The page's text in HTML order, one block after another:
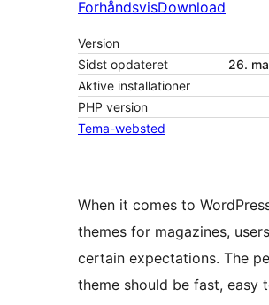
ForhåndsvisDownload
Version
Sidst opdateret
26.
Aktive installationer
PHP version
Tema-websted
When it comes to
themes for magazines,
certain expectations. The
theme should be fast, easy